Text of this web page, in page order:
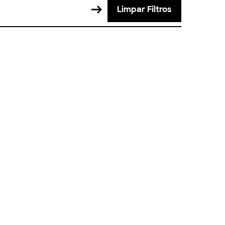
Limpar Filtros